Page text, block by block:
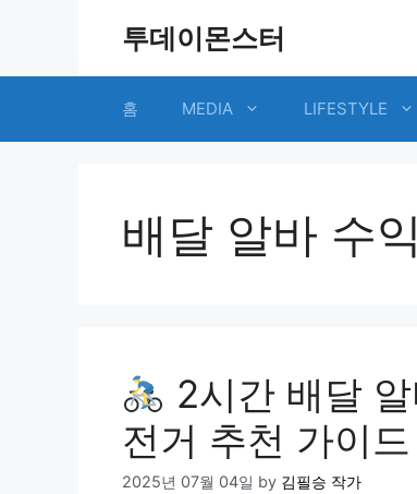
투데이몬스터
홈 MEDIA LIFESTYLE
배달 알바 수익
2시간 배달
전거 추천 가이드
2025년 07월 04일 by 김필승 작가